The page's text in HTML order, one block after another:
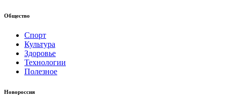
Общество
Спорт
Культура
Здоровье
Технологии
Полезное
Новороссия